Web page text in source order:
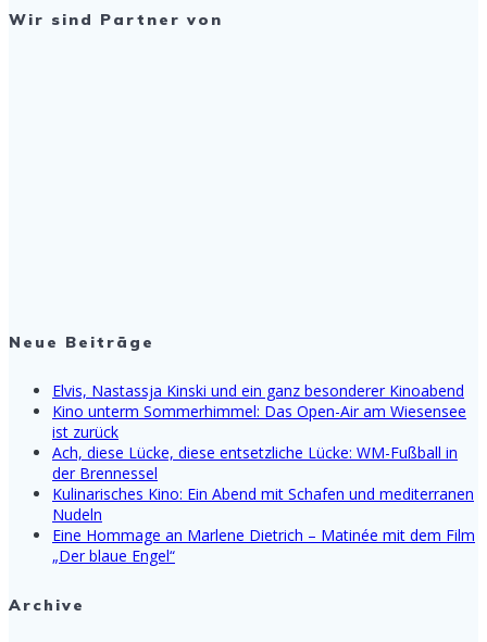
Wir sind Partner von
Neue Beiträge
Elvis, Nastassja Kinski und ein ganz besonderer Kinoabend
Kino unterm Sommerhimmel: Das Open-Air am Wiesensee
ist zurück
Ach, diese Lücke, diese entsetzliche Lücke: WM-Fußball in
der Brennessel
Kulinarisches Kino: Ein Abend mit Schafen und mediterranen
Nudeln
Eine Hommage an Marlene Dietrich – Matinée mit dem Film
„Der blaue Engel“
Archive